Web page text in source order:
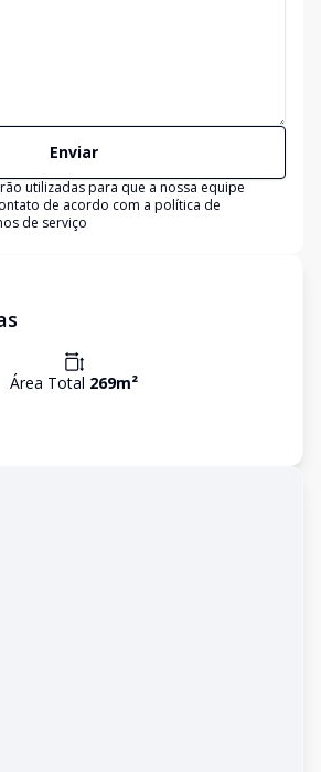
Enviar
utilizadas para que a nossa equipe
de acordo com a política de
de serviço
Área Total 269m²